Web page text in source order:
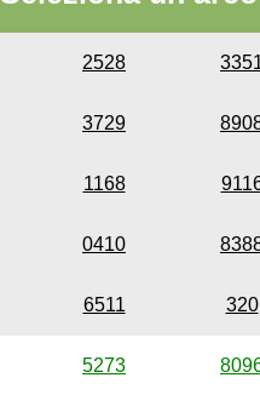
2528
3729
1168
0410
6511 320
5273